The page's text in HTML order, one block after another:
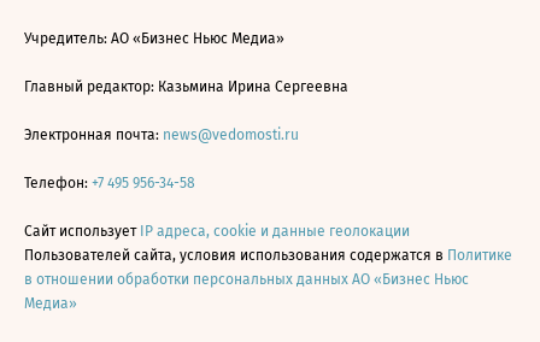
Учредитель: АО «Бизнес Ньюс Медиа»
Главный редактор: Казьмина Ирина Сергеевна
Электронная почта: news@vedomosti.ru
Телефон: +7 495 956-34-58
Сайт использует IP адреса, cookie и данные геолокации
Пользователей сайта, условия использования содержатся в Политике
в отношении обработки персональных данных АО «Бизнес Ньюс
Медиа»